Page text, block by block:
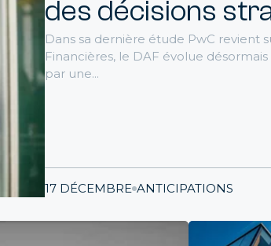
en passant par leur expertise en BI, nos
disposition
doivent se poser les
avant de lancer un projet
des décisions
Dans sa dernière étude PwC revient
Financières, le DAF évolue
par une...
17 DÉCEMBRE ANTICIPATIONS